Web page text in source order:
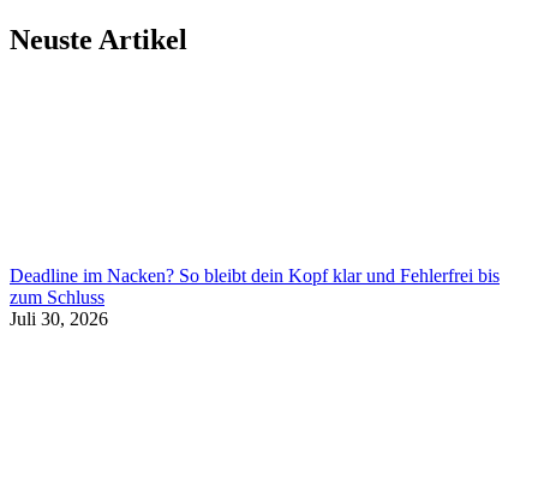
Neuste Artikel
Deadline im Nacken? So bleibt dein Kopf klar und Fehlerfrei bis
zum Schluss
Juli 30, 2026